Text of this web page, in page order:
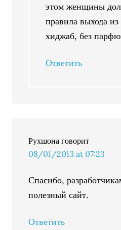
этом женщины
правила выхода
хиджаб, без
Ответить
Рухшона говорит
08/01/2013 at 07:23
Спасибо,
полезный сайт.
Ответить